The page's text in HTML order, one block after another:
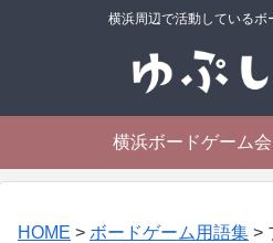
横浜周辺で活動しているボ
横浜ボードゲーム
HOME > ボードゲーム用語集 >